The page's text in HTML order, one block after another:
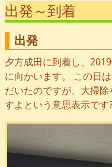
出発～到着
出発
夕方成田に到着し、
に向かいます。 この日
だいたのですが、大掃
すよという意思表示です